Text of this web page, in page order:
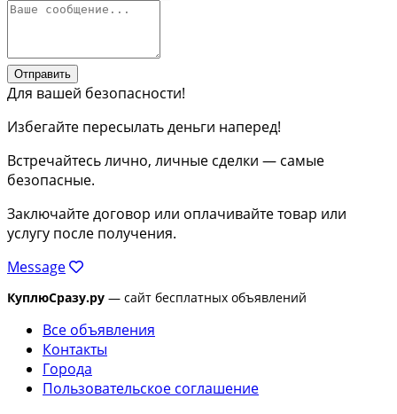
Отправить
Для вашей безопасности!
Избегайте пересылать деньги наперед!
Встречайтесь лично, личные сделки — самые
безопасные.
Заключайте договор или оплачивайте товар или
услугу после получения.
Message
КуплюСразу.ру — сайт бесплатных объявлений
Все объявления
Контакты
Города
Пользовательское соглашение